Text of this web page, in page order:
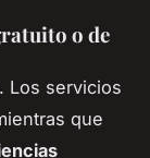
o de
Los servicios
que